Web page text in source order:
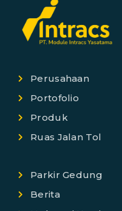
Perusahaan
Portofolio
Produk
Ruas Jalan Tol
Parkir Gedung
Berita